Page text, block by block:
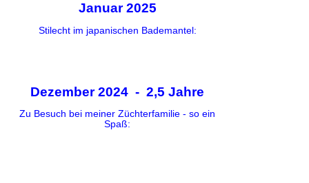
Januar 2025
Stilecht im japanischen Bademantel:
Dezember 2024 - 2,5 Jahre
Zu Besuch bei meiner Züchterfamilie - so ein
Spaß: